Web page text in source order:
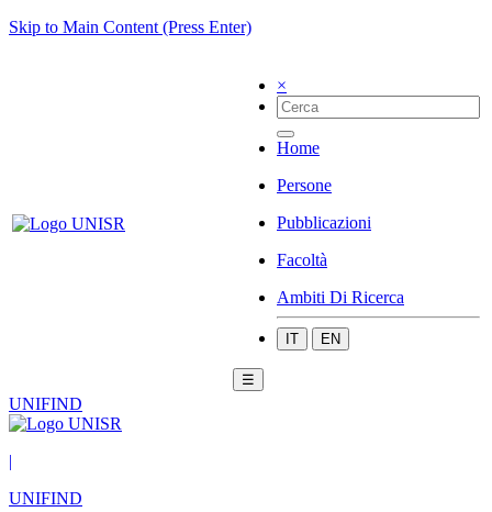
Skip to Main Content (Press Enter)
×
Home
Persone
Pubblicazioni
Facoltà
Ambiti Di Ricerca
IT EN
☰
UNIFIND
|
UNIFIND